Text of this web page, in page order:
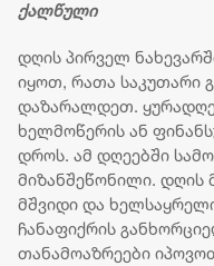
ქალწული
დღის პირველ
იყოთ, რათა საკუთარი
დაზარალდეთ.
ხელმოწერის ან
დროს. ამ დღეებში
მიზანშეწონილი. დღის
მშვიდი და
ჩანაფიქრის
თანამოაზრეები